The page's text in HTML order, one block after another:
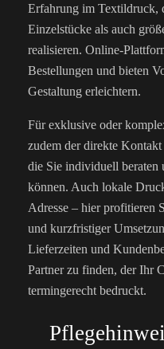
Erfahrung im Textildruck,
Einzelstücke als auch
realisieren. Online-
Bestellungen und bieten
Gestaltung erleichtern.
Für exklusive oder
zudem der direkte
die Sie individuell beraten
können. Auch lokale
Adresse – hier profitieren
und kurzfristiger
Lieferzeiten und
Partner zu finden, der Ihr
termingerecht bedruckt.